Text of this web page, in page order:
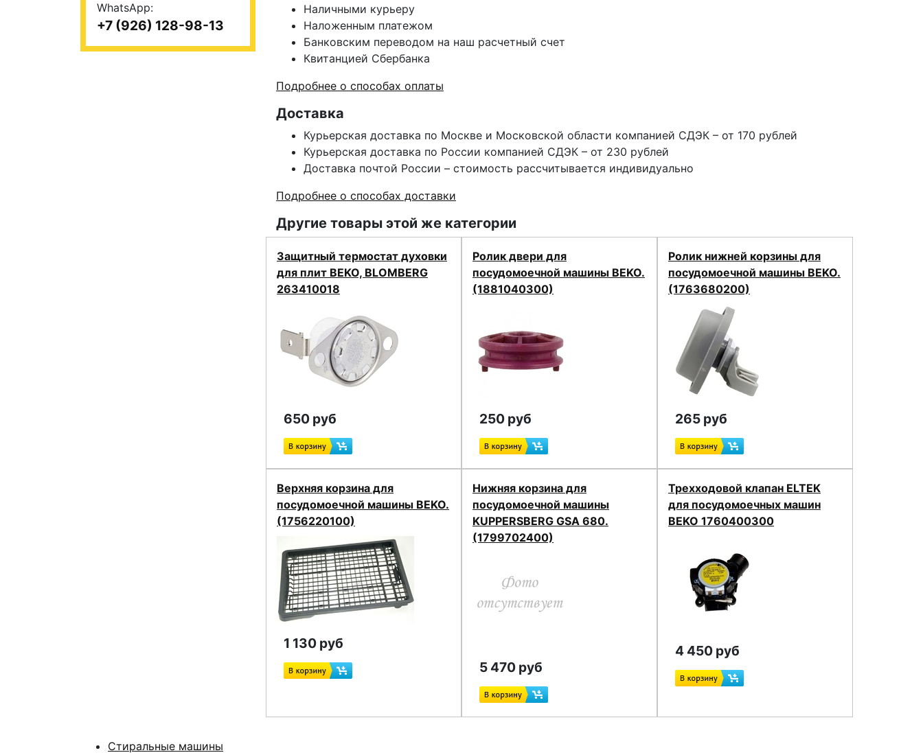
Наличными курьеру
Наложенным платежом
Банковским переводом на наш расчетный счет
Квитанцией Сбербанка
Подробнее о способах оплаты
Доставка
Курьерская доставка по Москве и Московской области компанией СДЭК – от 170 рублей
Курьерская доставка по России компанией СДЭК – от 230 рублей
Доставка почтой России – стоимость рассчитывается индивидуально
Подробнее о способах доставки
Другие товары этой же категории
Защитный термостат духовки
для плит BEKO, BLOMBERG
263410018
650 руб
Ролик двери для
посудомоечной машины BEKO.
(1881040300)
250 руб
Ролик нижней корзины для
посудомоечной машины BEKO.
(1763680200)
265 руб
Верхняя корзина для
посудомоечной машины BEKO.
(1756220100)
1 130 руб
Нижняя корзина для
посудомоечной машины
KUPPERSBERG GSA 680.
(1799702400)
5 470 руб
Трехходовой клапан ELTEK
для посудомоечных машин
BEKO 1760400300
4 450 руб
WhatsApp:
+7 (926) 128-98-13
Стиральные машины